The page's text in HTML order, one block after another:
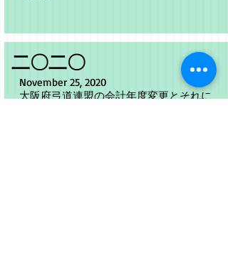
​二〇二〇
November 25, 2020
大阪府弓道連盟の会計年度変更とそれに